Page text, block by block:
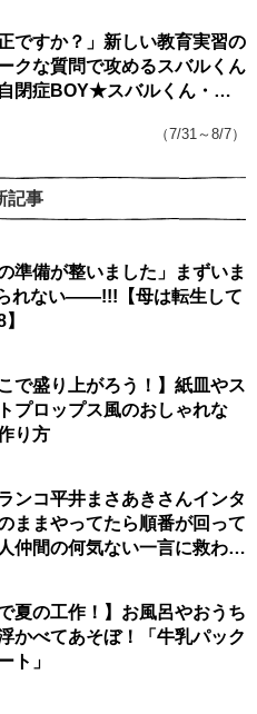
ですか？」新しい教育実習の
クな質問で攻めるスバルくん
閉症BOY★スバルくん・
（7/31～8/7）
記事
準備が整いました」まずいま
れない――!!!【母は転生して
で盛り上がろう！】紙皿やス
プロップス風のおしゃれな
り方
ンコ平井まさあきさんインタ
ままやってたら順番が回って
仲間の何気ない一言に救われ
夏の工作！】お風呂やおうち
かべてあそぼ！「牛乳パック
ト」